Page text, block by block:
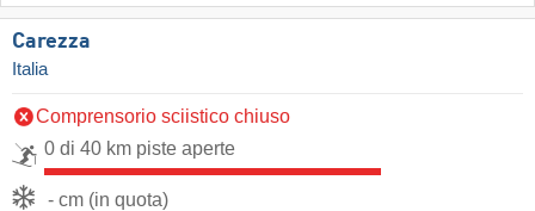
Carezza
Italia
Comprensorio sciistico chiuso
0 di 40 km piste aperte
- cm (in quota)